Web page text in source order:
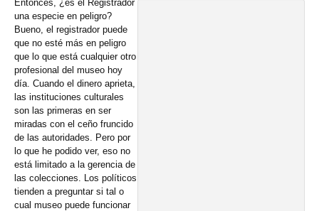
Entonces, ¿es el Registrador
una especie en peligro?
Bueno, el registrador puede
que no esté más en peligro
que lo que está cualquier otro
profesional del museo hoy
día. Cuando el dinero aprieta,
las instituciones culturales
son las primeras en ser
miradas con el ceño fruncido
de las autoridades. Pero por
lo que he podido ver, eso no
está limitado a la gerencia de
las colecciones. Los políticos
tienden a preguntar si tal o
cual museo puede funcionar